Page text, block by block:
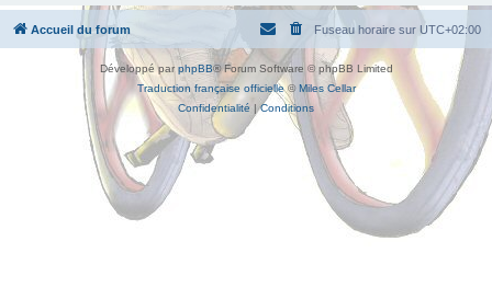
Accueil du forum Fuseau horaire sur UTC+02:00
Développé par phpBB® Forum Software © phpBB Limited
Traduction française officielle©Miles Cellar
Confidentialité |Conditions